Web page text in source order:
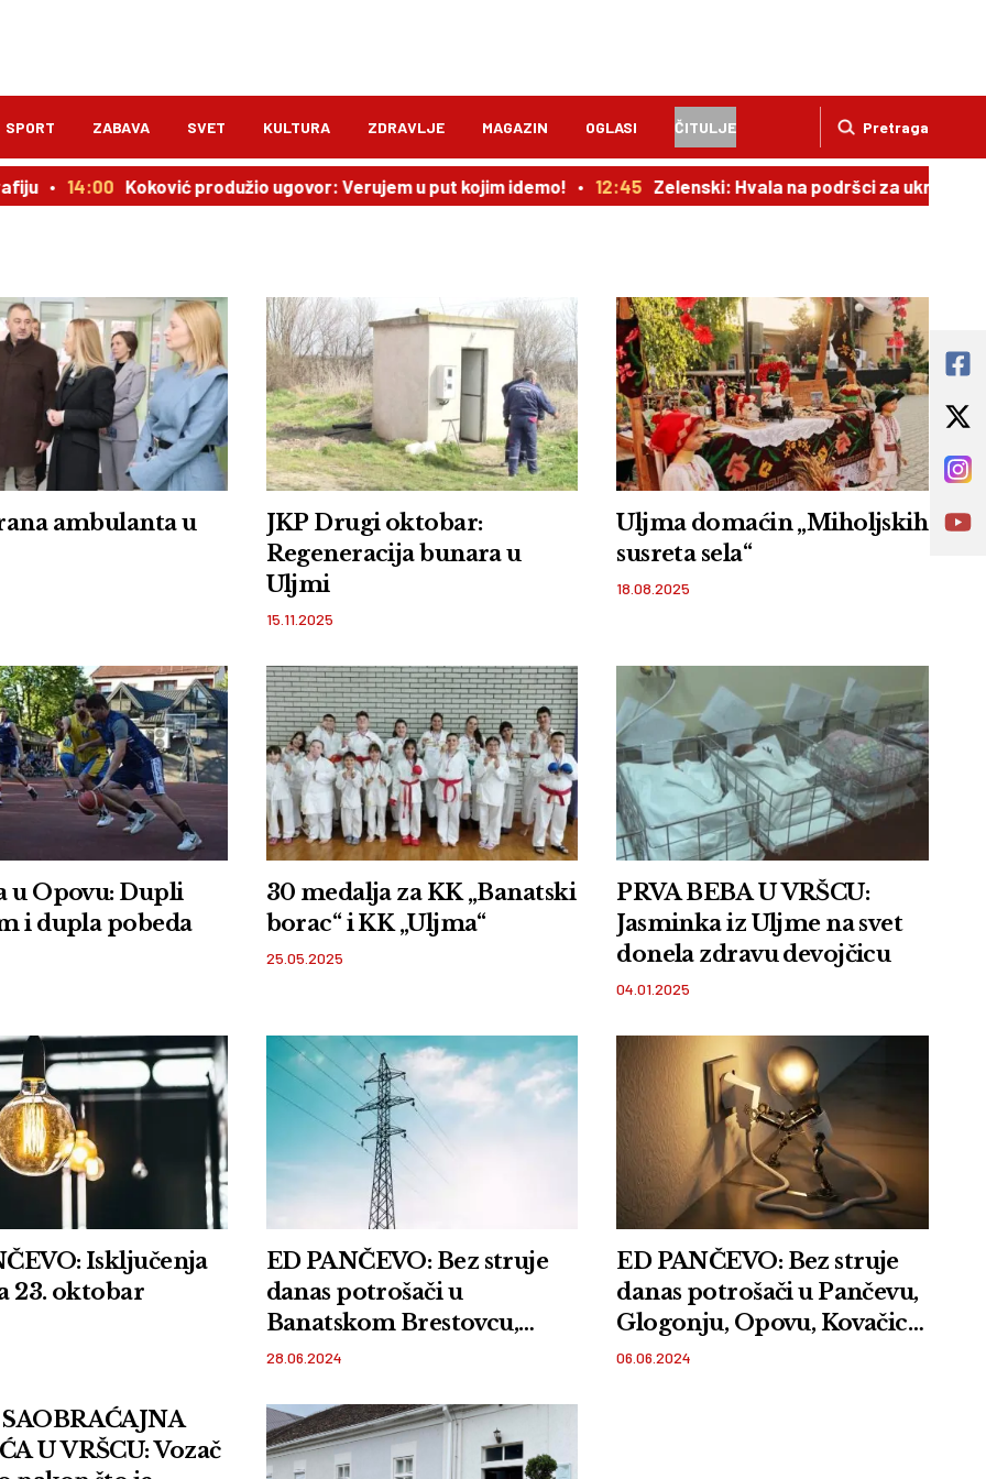
Pretraga
SPORT ZABAVA SVET KULTURA ZDRAVLJE MAGAZIN OGLASI ČITULJE
14:00 Koković produžio ugovor: Verujem u put kojim idemo! 12:45 Zelenski: Hvala na podršci za ukrajinski
ambulanta u
JKP Drugi oktobar:
Regeneracija bunara u
Uljmi
15.11.2025
Uljma domaćin „Miholjskih
susreta sela“
18.08.2025
u Opovu: Dupli
i dupla pobeda
30 medalja za KK „Banatski
borac“ i KK „Uljma“
25.05.2025
PRVA BEBA U VRŠCU:
Jasminka iz Uljme na svet
donela zdravu devojčicu
04.01.2025
Isključenja
23. oktobar
ED PANČEVO: Bez struje
danas potrošači u
Banatskom Brestovcu,
Vršcu, Beloj Crkvi i Uljmi
28.06.2024
ED PANČEVO: Bez struje
danas potrošači u Pančevu,
Glogonju, Opovu, Kovačici,
Vršcu i Uljmi
06.06.2024
U VRŠCU: Vozač